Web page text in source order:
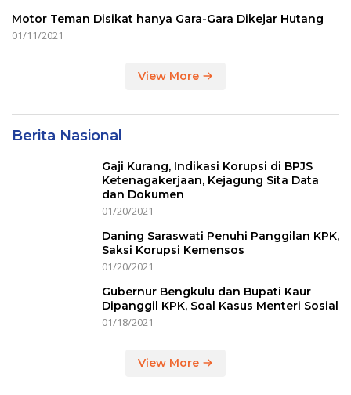
Motor Teman Disikat hanya Gara-Gara Dikejar Hutang
01/11/2021
View More
Berita Nasional
Gaji Kurang, Indikasi Korupsi di BPJS
Ketenagakerjaan, Kejagung Sita Data
dan Dokumen
01/20/2021
Daning Saraswati Penuhi Panggilan KPK,
Saksi Korupsi Kemensos
01/20/2021
Gubernur Bengkulu dan Bupati Kaur
Dipanggil KPK, Soal Kasus Menteri Sosial
01/18/2021
View More